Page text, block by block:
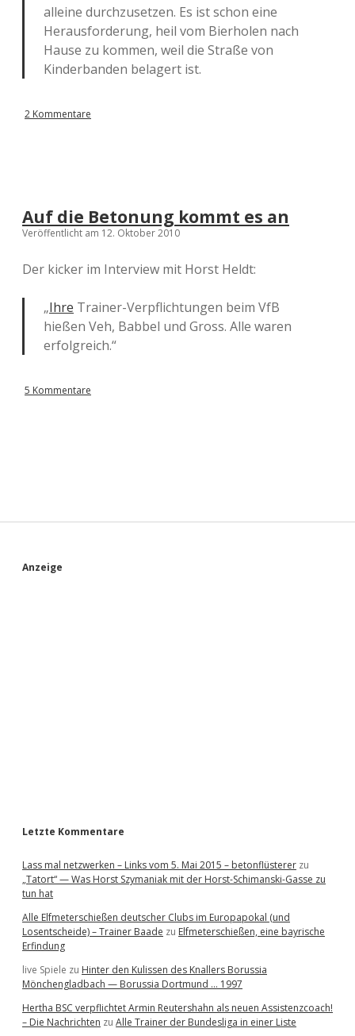
alleine durchzusetzen. Es ist schon eine
Herausforderung, heil vom Bierholen nach
Hause zu kommen, weil die Straße von
Kinderbanden belagert ist.
2 Kommentare
Auf die Betonung kommt es an
Veröffentlicht am 12. Oktober 2010
Der kicker im Interview mit Horst Heldt:
„Ihre Trainer-Verpflichtungen beim VfB
hießen Veh, Babbel und Gross. Alle waren
erfolgreich.“
5 Kommentare
S
Anzeige
Letzte Kommentare
Lass mal netzwerken – Links vom 5. Mai 2015 – betonflüsterer zu
„Tatort“ — Was Horst Szymaniak mit der Horst-Schimanski-Gasse zu
tun hat
Alle Elfmeterschießen deutscher Clubs im Europapokal (und
Losentscheide) – Trainer Baade zu Elfmeterschießen, eine bayrische
Erfindung
live Spiele zu Hinter den Kulissen des Knallers Borussia
Mönchengladbach — Borussia Dortmund … 1997
Hertha BSC verpflichtet Armin Reutershahn als neuen Assistenzcoach!
– Die Nachrichten zu Alle Trainer der Bundesliga in einer Liste